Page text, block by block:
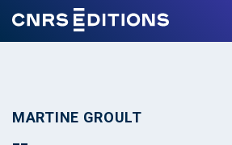
MARTINE GROULT